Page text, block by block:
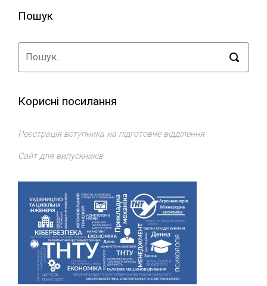
Пошук
Корисні посилання
Реєстрація вступника на підготовче відділення
Сайт для випускників